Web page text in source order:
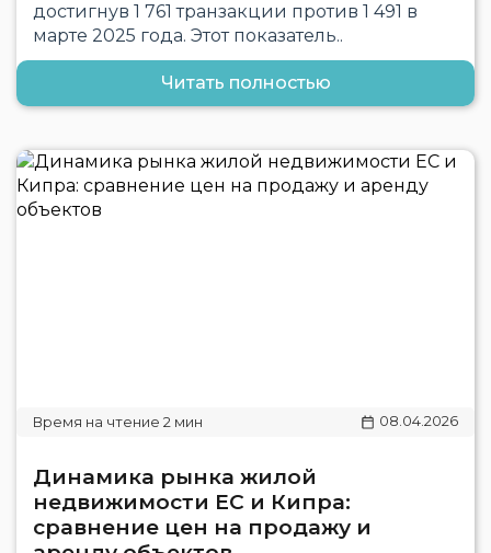
достигнув 1 761 транзакции против 1 491 в
марте 2025 года. Этот показатель..
Читать полностью
08.04.2026
Динамика рынка жилой
недвижимости ЕС и Кипра:
сравнение цен на продажу и